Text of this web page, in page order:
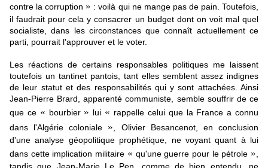
contre la corruption » : voilà qui ne mange pas de pain. Toutefois,
il faudrait pour cela y consacrer un budget dont on voit mal quel
socialiste, dans les circonstances que connaît actuellement ce
parti, pourrait l'approuver et le voter.
Les réactions de certains responsables politiques me laissent
toutefois un tantinet pantois, tant elles semblent assez indignes
de leur statut et des responsabilités qui y sont attachées. Ainsi
Jean-Pierre Brard, apparenté communiste, semble souffrir de ce
que ce « bourbier » lui « rappelle celui que la France a connu
dans l'Algérie coloniale » , Olivier Besancenot, en conclusion
d'une analyse géopolitique prophétique, ne voyant quant à lui
dans cette implication militaire « qu'une guerre pour le pétrole »